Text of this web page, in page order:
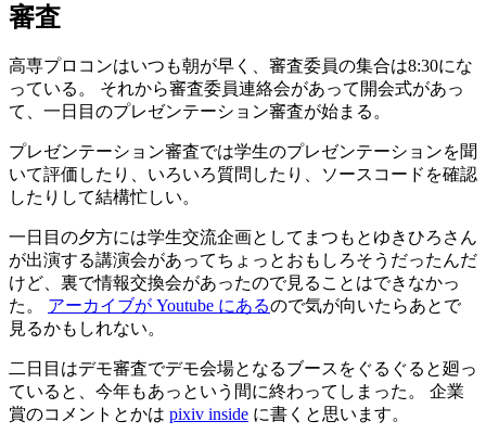
審査
高専プロコンはいつも朝が早 く、 審査委員の集合は8:30にな
っている。 それから審査委員連絡会があって 開会式があっ
て、 一日目 のプレゼンテーション審査が始まる。
プレゼンテーション審査では学生のプレゼンテーションを聞
いて評価 したり、いろいろ質問 したり、ソースコードを確認
したりして結構忙しい。
一日目 の夕方には学生交流企画としてまつもとゆきひろさん
が出演する講演会があってちょっとおもしろそうだったんだ
けど、 裏で情報交換会があったので見ることはできなかっ
た。 アーカイブが Youtube にあるので気が向いたらあとで
見るかもしれない。
二日目 はデモ審査でデモ会場となるブースをぐるぐると廻っ
ていると、 今年もあっという 間に終わってしまった。 企業
賞のコメントとかは pixiv inside に書 くと思います。